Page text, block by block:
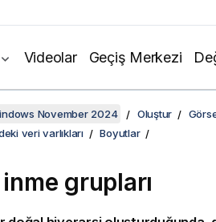
Videolar Geçiş Merkezi
November 2024 Oluştur
veri varlıkları
Boyutlar
grupları